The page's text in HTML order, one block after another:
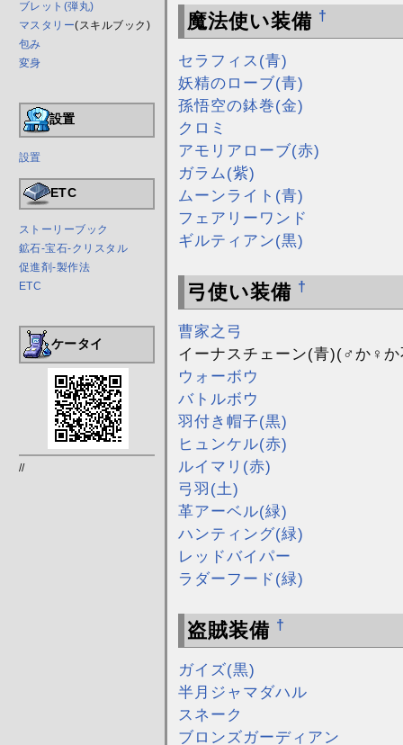
ブレット(弾丸)
マスタリー(スキルブック)
包み
変身
設置
設置
ETC
ストーリーブック
鉱石-宝石-クリスタル
促進剤-製作法
ETC
ケータイ
//
魔法使い装備 †
セラフィス(青)
妖精のローブ(青)
孫悟空の鉢巻(金)
クロミ
アモリアローブ(赤)
ガラム(紫)
ムーンライト(青)
フェアリーワンド
ギルティアン(黒)
弓使い装備 †
曹家之弓
イーナスチェーン(青)(♂か♀
ウォーボウ
バトルボウ
羽付き帽子(黒)
ヒュンケル(赤)
ルイマリ(赤)
弓羽(土)
革アーベル(緑)
ハンティング(緑)
レッドバイパー
ラダーフード(緑)
盗賊装備 †
ガイズ(黒)
半月ジャマダハル
スネーク
ブロンズガーディアン